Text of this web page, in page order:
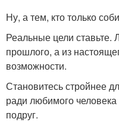
Ну, а тем, кто только
Реальные цели ставьте.
прошлого, а из
возможности.
Становитесь стройнее
ради любимого человека
подруг.